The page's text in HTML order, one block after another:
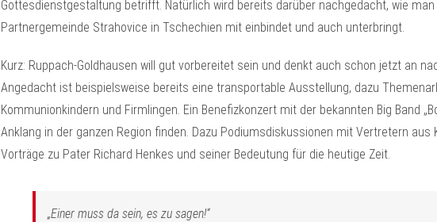
Gottesdienstgestaltung betrifft. Natürlich wird bereits darüber nachgedacht, wie
Partnergemeinde Strahovice in Tschechien mit einbindet und auch unterbringt.
Kurz: Ruppach-Goldhausen will gut vorbereitet sein und denkt auch schon jetzt an
Angedacht ist beispielsweise bereits eine transportable Ausstellung, dazu
Kommunionkindern und Firmlingen. Ein Benefizkonzert mit der bekannten Big Band
Anklang in der ganzen Region finden. Dazu Podiumsdiskussionen mit Vertretern aus
Vorträge zu Pater Richard Henkes und seiner Bedeutung für die heutige Zeit.
„Einer muss da sein, es zu sagen!“